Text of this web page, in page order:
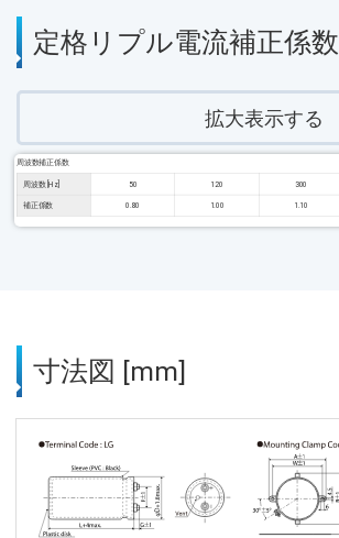
定格リプル電流補正係数
拡大表示する
周波数補正係数
周波数 [Hz] 50 120 300
補正係数 0.80 1.00 1.10
寸法図 [mm]